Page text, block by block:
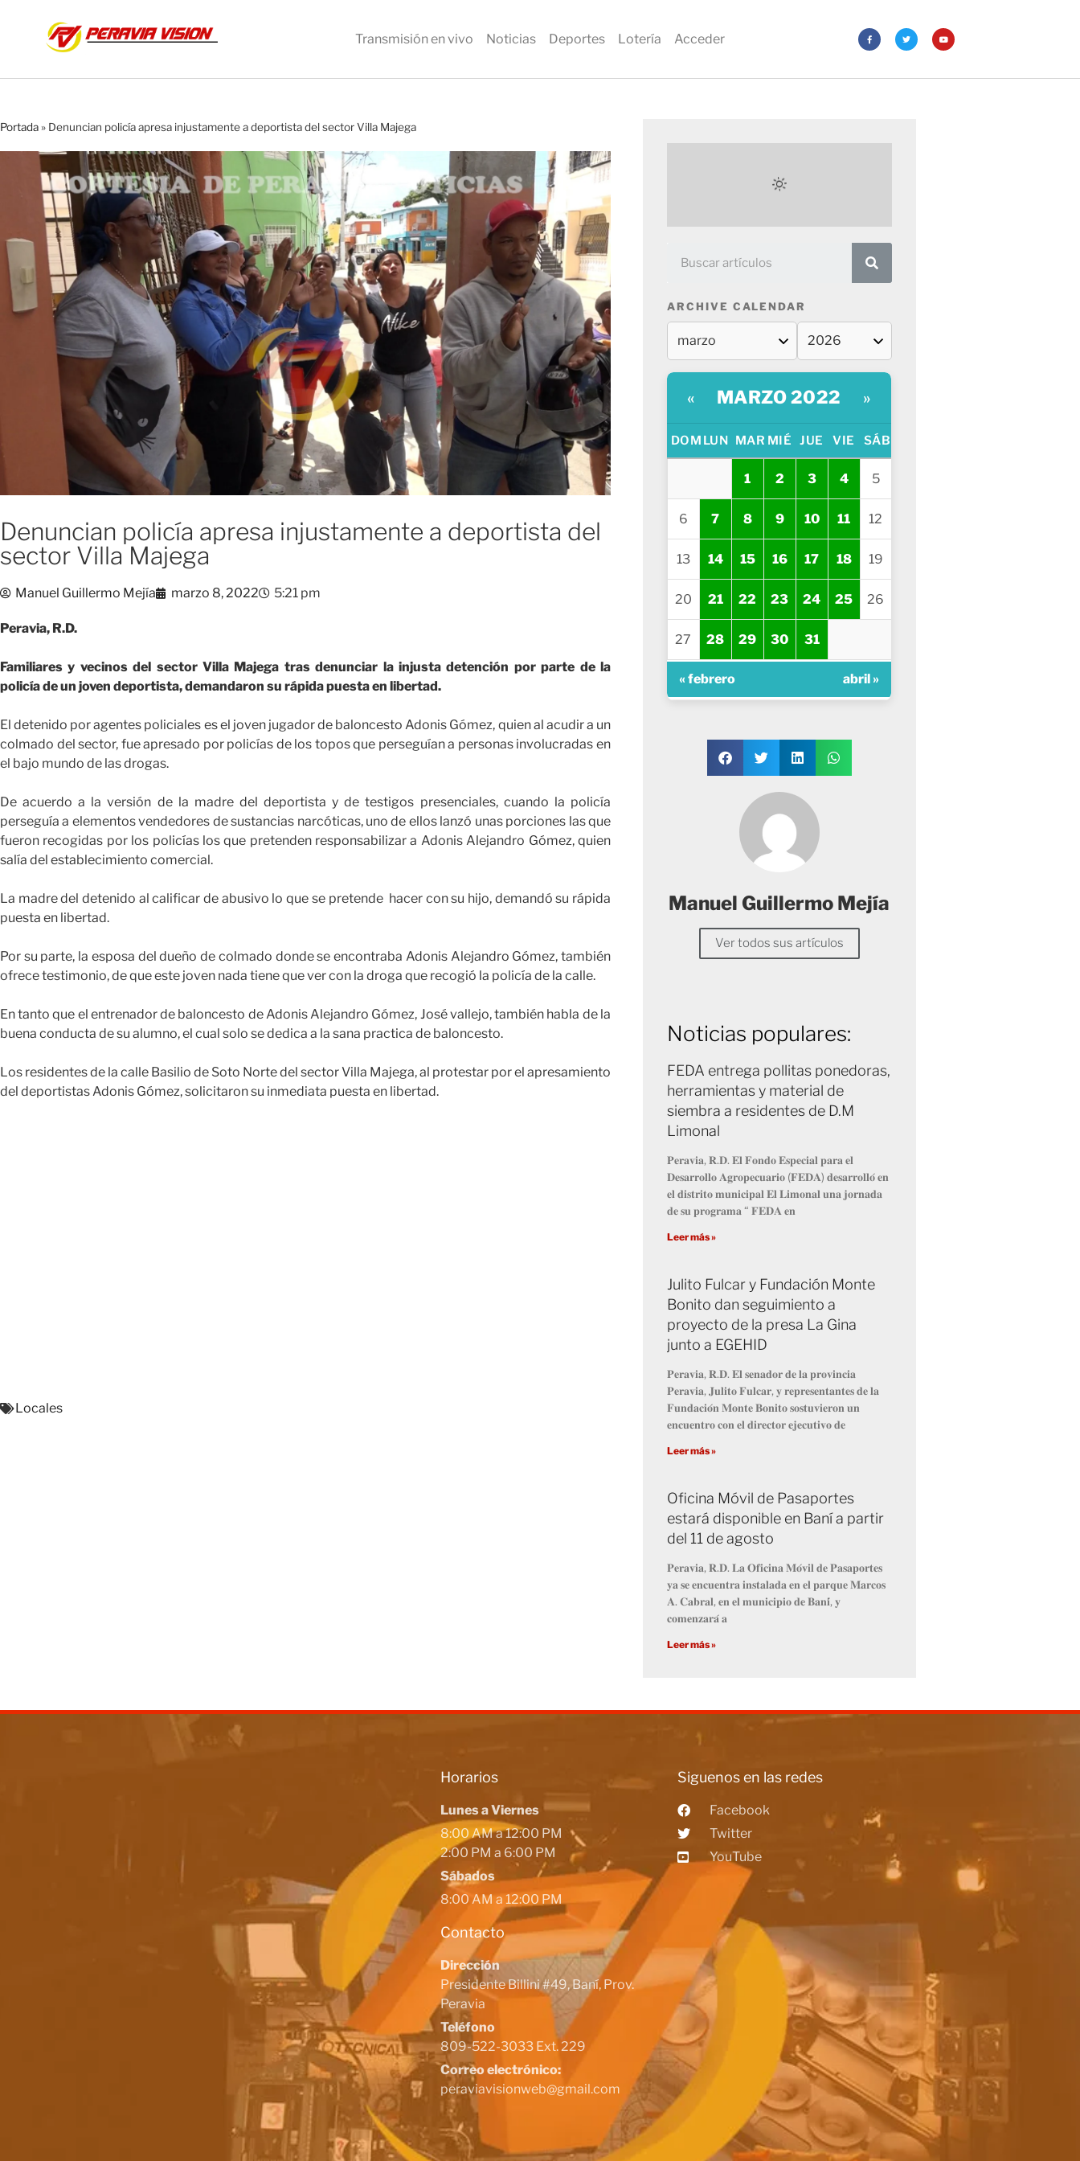
Transmisión en vivo Noticias Deportes Lotería Acceder
Portada» Denuncian policía apresa injustamente a deportista del sector Villa Majega
Denuncian policía apresa injustamente a deportista del
sector Villa Majega
Manuel Guillermo Mejía marzo 8, 2022 5:21 pm
Peravia, R.D.
Familiares y vecinos del sector Villa Majega tras denunciar la injusta detención por parte de la
policía de un joven deportista, demandaron su rápida puesta en libertad.
El detenido por agentes policiales es el joven jugador de baloncesto Adonis Gómez, quien al acudir a un
colmado del sector, fue apresado por policías de los topos que perseguían a personas involucradas en
el bajo mundo de las drogas.
De acuerdo a la versión de la madre del deportista y de testigos presenciales, cuando la policía
perseguía a elementos vendedores de sustancias narcóticas, uno de ellos lanzó unas porciones las que
fueron recogidas por los policías los que pretenden responsabilizar a Adonis Alejandro Gómez, quien
salía del establecimiento comercial.
La madre del detenido al calificar de abusivo lo que se pretende hacer con su hijo, demandó su rápida
puesta en libertad.
Por su parte, la esposa del dueño de colmado donde se encontraba Adonis Alejandro Gómez, también
ofrece testimonio, de que este joven nada tiene que ver con la droga que recogió la policía de la calle.
En tanto que el entrenador de baloncesto de Adonis Alejandro Gómez, José vallejo, también habla de la
buena conducta de su alumno, el cual solo se dedica a la sana practica de baloncesto.
Los residentes de la calle Basilio de Soto Norte del sector Villa Majega, al protestar por el apresamiento
del deportistas Adonis Gómez, solicitaron su inmediata puesta en libertad.
Locales
ARCHIVE CALENDAR
« MARZO 2022 »
DOM LUN MAR MIÉ JUE VIE SÁB
1 2 3 4 5
6 7 8 9 10 11 12
13 14 15 16 17 18 19
20 21 22 23 24 25 26
27 28 29 30 31
« febrero abril »
Manuel Guillermo Mejía
Ver todos sus artículos
Noticias populares:
FEDA entrega pollitas ponedoras,
herramientas y material de
siembra a residentes de D.M
Limonal
𝐏𝐞𝐫𝐚𝐯𝐢𝐚, 𝐑.𝐃. 𝐄𝐥 𝐅𝐨𝐧𝐝𝐨 𝐄𝐬𝐩𝐞𝐜𝐢𝐚𝐥 𝐩𝐚𝐫𝐚 𝐞𝐥
𝐃𝐞𝐬𝐚𝐫𝐫𝐨𝐥𝐥𝐨 𝐀𝐠𝐫𝐨𝐩𝐞𝐜𝐮𝐚𝐫𝐢𝐨 (𝐅𝐄𝐃𝐀) 𝐝𝐞𝐬𝐚𝐫𝐫𝐨𝐥𝐥𝐨́ 𝐞𝐧
𝐞𝐥 𝐝𝐢𝐬𝐭𝐫𝐢𝐭𝐨 𝐦𝐮𝐧𝐢𝐜𝐢𝐩𝐚𝐥 𝐄𝐥 𝐋𝐢𝐦𝐨𝐧𝐚𝐥 𝐮𝐧𝐚 𝐣𝐨𝐫𝐧𝐚𝐝𝐚
𝐝𝐞 𝐬𝐮 𝐩𝐫𝐨𝐠𝐫𝐚𝐦𝐚 “ 𝐅𝐄𝐃𝐀 𝐞𝐧
Leer más »
Julito Fulcar y Fundación Monte
Bonito dan seguimiento a
proyecto de la presa La Gina
junto a EGEHID
𝐏𝐞𝐫𝐚𝐯𝐢𝐚, 𝐑.𝐃. 𝐄𝐥 𝐬𝐞𝐧𝐚𝐝𝐨𝐫 𝐝𝐞 𝐥𝐚 𝐩𝐫𝐨𝐯𝐢𝐧𝐜𝐢𝐚
𝐏𝐞𝐫𝐚𝐯𝐢𝐚, 𝐉𝐮𝐥𝐢𝐭𝐨 𝐅𝐮𝐥𝐜𝐚𝐫, 𝐲 𝐫𝐞𝐩𝐫𝐞𝐬𝐞𝐧𝐭𝐚𝐧𝐭𝐞𝐬 𝐝𝐞 𝐥𝐚
𝐅𝐮𝐧𝐝𝐚𝐜𝐢𝐨́𝐧 𝐌𝐨𝐧𝐭𝐞 𝐁𝐨𝐧𝐢𝐭𝐨 𝐬𝐨𝐬𝐭𝐮𝐯𝐢𝐞𝐫𝐨𝐧 𝐮𝐧
𝐞𝐧𝐜𝐮𝐞𝐧𝐭𝐫𝐨 𝐜𝐨𝐧 𝐞𝐥 𝐝𝐢𝐫𝐞𝐜𝐭𝐨𝐫 𝐞𝐣𝐞𝐜𝐮𝐭𝐢𝐯𝐨 𝐝𝐞
Leer más »
Oficina Móvil de Pasaportes
estará disponible en Baní a partir
del 11 de agosto
𝐏𝐞𝐫𝐚𝐯𝐢𝐚, 𝐑.𝐃. 𝐋𝐚 𝐎𝐟𝐢𝐜𝐢𝐧𝐚 𝐌𝐨́𝐯𝐢𝐥 𝐝𝐞 𝐏𝐚𝐬𝐚𝐩𝐨𝐫𝐭𝐞𝐬
𝐲𝐚 𝐬𝐞 𝐞𝐧𝐜𝐮𝐞𝐧𝐭𝐫𝐚 𝐢𝐧𝐬𝐭𝐚𝐥𝐚𝐝𝐚 𝐞𝐧 𝐞𝐥 𝐩𝐚𝐫𝐪𝐮𝐞 𝐌𝐚𝐫𝐜𝐨𝐬
𝐀. 𝐂𝐚𝐛𝐫𝐚𝐥, 𝐞𝐧 𝐞𝐥 𝐦𝐮𝐧𝐢𝐜𝐢𝐩𝐢𝐨 𝐝𝐞 𝐁𝐚𝐧𝐢́, 𝐲
𝐜𝐨𝐦𝐞𝐧𝐳𝐚𝐫𝐚́ 𝐚
Leer más »
Horarios
Lunes a Viernes
8:00 AM a 12:00 PM
2:00 PM a 6:00 PM
Sábados
8:00 AM a 12:00 PM
Contacto
Dirección
Presidente Billini #49, Baní, Prov.
Peravia
Teléfono
809-522-3033 Ext. 229
Correo electrónico:
peraviavisionweb@gmail.com
Siguenos en las redes
Facebook
Twitter
YouTube